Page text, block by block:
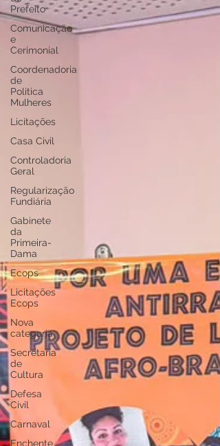
Prefeito
Comunicação
e
Cerimonial
Coordenadoria
de
Politica
Mulheres
Licitações
Casa Civil
Controladoria
Geral
Regularização
Fundiária
Gabinete
da
Primeira-
Dama
Ecops
Licitações
Ecops
Nova
categoria
Secretaria
de
Cultura
Defesa
Civil
Carnaval
Enchente